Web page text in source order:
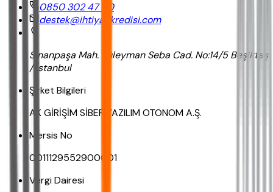
0850 302 47 90
destek@ihtiyackredisi.com
Sinanpaşa Mah. Süleyman Seba Cad. No:14/5 Beşiktaş
/ İstanbul
Şirket Bilgileri
AK GİRİŞİM SİBER YAZILIM OTONOM A.Ş.
Mersis No
0011129552900001
Vergi Dairesi